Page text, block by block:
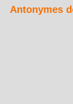
Antonymes